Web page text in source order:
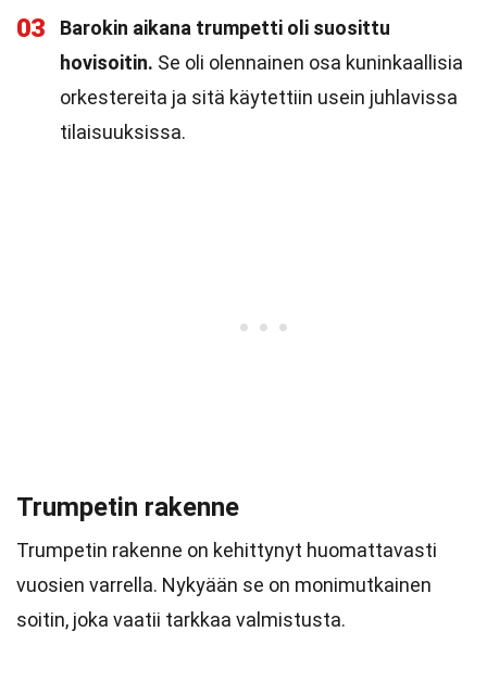
03
Barokin aikana trumpetti oli suosittu
hovisoitin. Se oli olennainen osa kuninkaallisia
orkestereita ja sitä käytettiin usein juhlavissa
tilaisuuksissa.
Trumpetin rakenne
Trumpetin rakenne on kehittynyt huomattavasti
vuosien varrella. Nykyään se on monimutkainen
soitin, joka vaatii tarkkaa valmistusta.